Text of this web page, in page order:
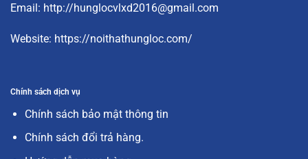
Email: http://hunglocvlxd2016@gmail.com
Website: https://noithathungloc.com/
Chính sách dịch vụ
Chính sách bảo mật thông tin
Chính sách đổi trả hàng.